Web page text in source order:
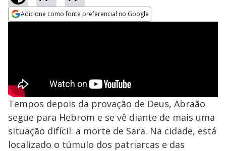
Adicione como fonte preferencial no Google
Tempos depois da provação de Deus, Abraão
segue para Hebrom e se vê diante de mais uma
situação difícil: a morte de Sara. Na cidade, está
localizado o túmulo dos patriarcas e das